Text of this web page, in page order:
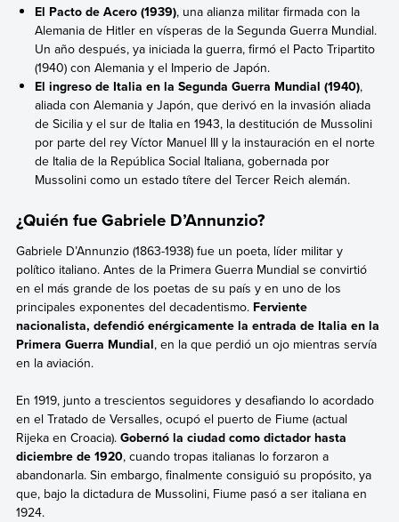
El Pacto de Acero (1939), una alianza militar firmada con la
Alemania de Hitler en vísperas de la Segunda Guerra Mundial.
Un año después, ya iniciada la guerra, firmó el Pacto Tripartito
(1940) con Alemania y el Imperio de Japón.
El ingreso de Italia en la Segunda Guerra Mundial (1940),
aliada con Alemania y Japón, que derivó en la invasión aliada
de Sicilia y el sur de Italia en 1943, la destitución de Mussolini
por parte del rey Víctor Manuel III y la instauración en el norte
de Italia de la República Social Italiana, gobernada por
Mussolini como un estado títere del Tercer Reich alemán.
¿Quién fue Gabriele D’Annunzio?
Gabriele D’Annunzio (1863-1938) fue un poeta, líder militar y
político italiano. Antes de la Primera Guerra Mundial se convirtió
en el más grande de los poetas de su país y en uno de los
principales exponentes del decadentismo.Ferviente
nacionalista, defendió enérgicamente la entrada de Italia en la
Primera Guerra Mundial, en la que perdió un ojo mientras servía
en la aviación.
En 1919, junto a trescientos seguidores y desafiando lo acordado
en el Tratado de Versalles, ocupó el puerto de Fiume (actual
Rijeka en Croacia). Gobernó la ciudad como dictador hasta
diciembre de 1920, cuando tropas italianas lo forzaron a
abandonarla. Sin embargo, finalmente consiguió su propósito, ya
que, bajo la dictadura de Mussolini, Fiume pasó a ser italiana en
1924.